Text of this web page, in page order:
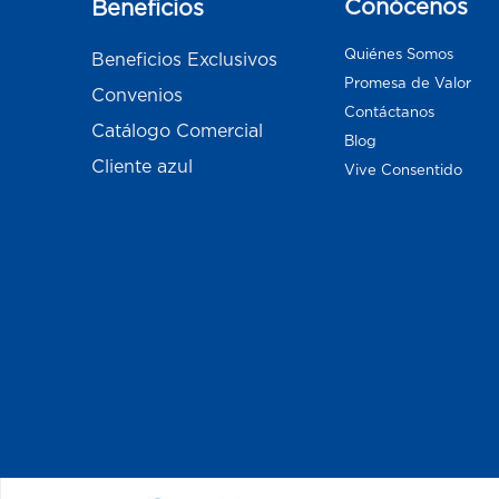
Beneficios
Beneficios Exclusivos
Convenios
Catálogo Comercial
Cliente azul
Conócenos
Quiénes Somos
Promesa de Valor
Contáctanos
Blog
Vive Consentido